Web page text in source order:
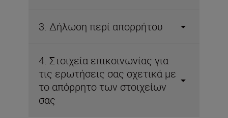
3. Δήλωση περί απορρήτου
4. Στοιχεία επικοινωνίας για
τις ερωτήσεις σας σχετικά με
το απόρρητο των στοιχείων
σας